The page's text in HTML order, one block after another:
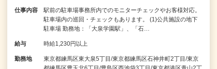
仕事内容
駅前の駐車場事務所内でのモニターチェックやお客様対応。
駐車場内の巡回・チェックもあります。 (1)公共施設の地下
駐車場 勤務地：「大泉学園駅」、「石…
給与 時給1,230円以上
勤務地
東京都練馬区東大泉5丁目/東京都練馬区石神井町2丁目/東京